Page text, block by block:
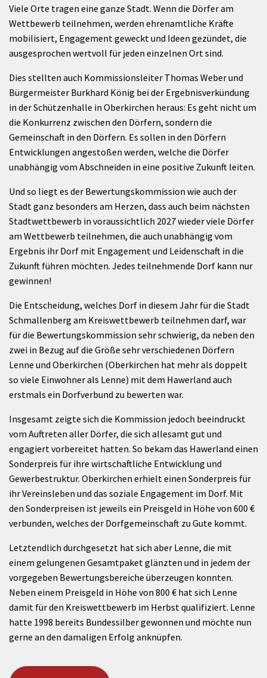
Viele Orte tragen eine ganze Stadt. Wenn die Dörfer am
Wettbewerb teilnehmen, werden ehrenamtliche Kräfte
mobilisiert, Engagement geweckt und Ideen gezündet, die
ausgesprochen wertvoll für jeden einzelnen Ort sind.
Dies stellten auch Kommissionsleiter Thomas Weber und
Bürgermeister Burkhard König bei der Ergebnisverkündung
in der Schützenhalle in Oberkirchen heraus: Es geht nicht um
die Konkurrenz zwischen den Dörfern, sondern die
Gemeinschaft in den Dörfern. Es sollen in den Dörfern
Entwicklungen angestoßen werden, welche die Dörfer
unabhängig vom Abschneiden in eine positive Zukunft leiten.
Und so liegt es der Bewertungskommission wie auch der
Stadt ganz besonders am Herzen, dass auch beim nächsten
Stadtwettbewerb in voraussichtlich 2027 wieder viele Dörfer
am Wettbewerb teilnehmen, die auch unabhängig vom
Ergebnis ihr Dorf mit Engagement und Leidenschaft in die
Zukunft führen möchten. Jedes teilnehmende Dorf kann nur
gewinnen!
Die Entscheidung, welches Dorf in diesem Jahr für die Stadt
Schmallenberg am Kreiswettbewerb teilnehmen darf, war
für die Bewertungskommission sehr schwierig, da neben den
zwei in Bezug auf die Größe sehr verschiedenen Dörfern
Lenne und Oberkirchen (Oberkirchen hat mehr als doppelt
so viele Einwohner als Lenne) mit dem Hawerland auch
erstmals ein Dorfverbund zu bewerten war.
Insgesamt zeigte sich die Kommission jedoch beeindruckt
vom Auftreten aller Dörfer, die sich allesamt gut und
engagiert vorbereitet hatten. So bekam das Hawerland einen
Sonderpreis für ihre wirtschaftliche Entwicklung und
Gewerbestruktur. Oberkirchen erhielt einen Sonderpreis für
ihr Vereinsleben und das soziale Engagement im Dorf. Mit
den Sonderpreisen ist jeweils ein Preisgeld in Höhe von 600 €
verbunden, welches der Dorfgemeinschaft zu Gute kommt.
Letztendlich durchgesetzt hat sich aber Lenne, die mit
einem gelungenen Gesamtpaket glänzten und in jedem der
vorgegeben Bewertungsbereiche überzeugen konnten.
Neben einem Preisgeld in Höhe von 800 € hat sich Lenne
damit für den Kreiswettbewerb im Herbst qualifiziert. Lenne
hatte 1998 bereits Bundessilber gewonnen und möchte nun
gerne an den damaligen Erfolg anknüpfen.